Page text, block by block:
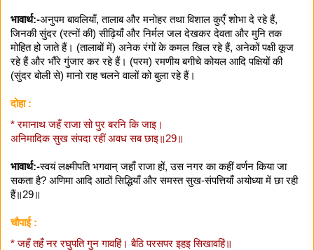
भावार्थ:-अनुपम बावलियाँ, तालाब और मनोहर तथा विशाल कुएँ शोभा दे रहे हैं,
जिनकी सुंदर (रत्नों की) सीढ़ियाँ और निर्मल जल देखकर देवता और मुनि तक
मोहित हो जाते हैं। (तालाबों में) अनेक रंगों के कमल खिल रहे हैं, अनेकों पक्षी कूज
रहे हैं और भौंरे गुंजार कर रहे हैं। (परम) रमणीय बगीचे कोयल आदि पक्षियों की
(सुंदर बोली से) मानो राह चलने वालों को बुला रहे हैं।
दोहा :
* रमानाथ जहँ राजा सो पुर बरनि कि जाइ।
अनिमादिक सुख संपदा रहीं अवध सब छाइ॥29॥
भावार्थ:-स्वयं लक्ष्मीपति भगवान्‌ जहाँ राजा हों, उस नगर का कहीं वर्णन किया जा
सकता है? अणिमा आदि आठों सिद्धियाँ और समस्त सुख-संपत्तियाँ अयोध्या में छा रही
हैं॥29॥
चौपाई :
* जहँ तहँ नर रघुपति गुन गावहिं। बैठि परसपर इहइ सिखावहिं॥